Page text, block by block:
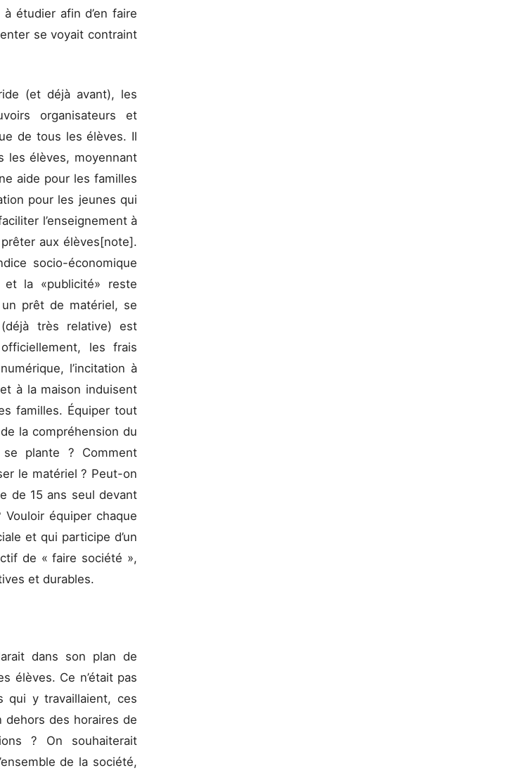
étudier afin d’en faire
se voyait contraint
(et déjà avant), les
organisateurs et
de tous les élèves. Il
les élèves, moyennant
aide pour les familles
pour les jeunes qui
l’enseignement à
aux élèves[note].
socio-économique
et la «publicité» reste
prêt de matériel, se
très relative) est
les frais
l’incitation à
à la maison induisent
familles. Équiper tout
la compréhension du
plante ? Comment
le matériel ? Peut-on
de 15 ans seul devant
équiper chaque
et qui participe d’un
de « faire société »,
et durables.
dans son plan de
élèves. Ce n’était pas
qui y travaillaient, ces
dehors des horaires de
? On souhaiterait
de la société,